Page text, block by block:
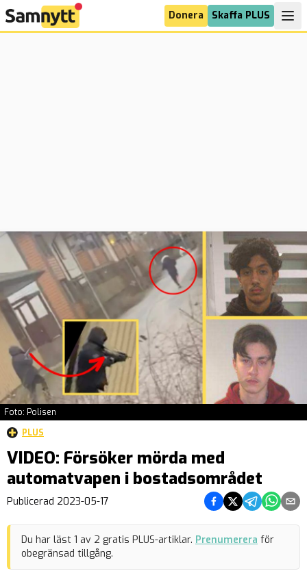
Donera Skaffa PLUS
Foto: Polisen
PLUS
VIDEO: Försöker mörda med
automatvapen i bostadsområdet
Publicerad 2023-05-17 Dela på Facebook
Dela på Twitter
Dela påDela på
Dela
Du har läst 1 av 2 gratis PLUS-artiklar. Prenumerera för
obegränsad tillgång.